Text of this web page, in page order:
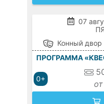
07
0+
Конный
ПРОГРАММА